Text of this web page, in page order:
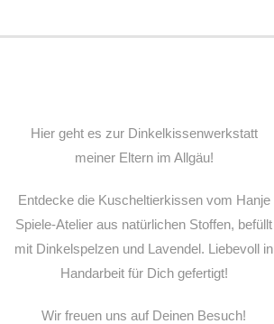
Hier geht es zur Dinkelkissenwerkstatt
meiner Eltern im Allgäu!
Entdecke die Kuscheltierkissen vom Hanje
Spiele-Atelier aus natürlichen Stoffen, befüllt
mit Dinkelspelzen und Lavendel. Liebevoll in
Handarbeit für Dich gefertigt!
Wir freuen uns auf Deinen Besuch!